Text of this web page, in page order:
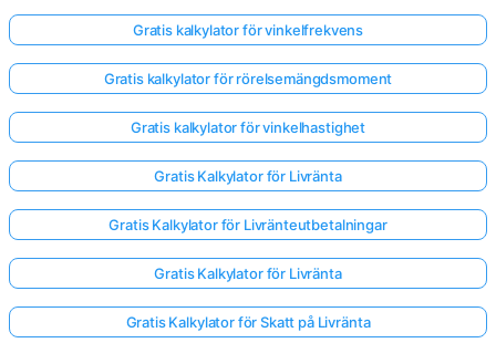
Gratis kalkylator för vinkelfrekvens
Gratis kalkylator för rörelsemängdsmoment
Gratis kalkylator för vinkelhastighet
Gratis Kalkylator för Livränta
Gratis Kalkylator för Livränteutbetalningar
Gratis Kalkylator för Livränta
Gratis Kalkylator för Skatt på Livränta